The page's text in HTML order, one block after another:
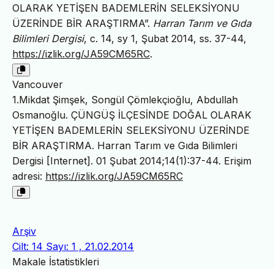
OLARAK YETİŞEN BADEMLERİN SELEKSİYONU
ÜZERİNDE BİR ARAŞTIRMA”. Harran Tarım ve Gıda
Bilimleri Dergisi, c. 14, sy 1, Şubat 2014, ss. 37-44,
https://izlik.org/JA59CM65RC.
Vancouver
1.Mikdat Şimşek, Songül Çömlekçioğlu, Abdullah
Osmanoğlu. ÇÜNGÜŞ İLÇESİNDE DOĞAL OLARAK
YETİŞEN BADEMLERİN SELEKSİYONU ÜZERİNDE
BİR ARAŞTIRMA. Harran Tarım ve Gıda Bilimleri
Dergisi [Internet]. 01 Şubat 2014;14(1):37-44. Erişim
adresi: https://izlik.org/JA59CM65RC
Arşiv
Cilt: 14 Sayı: 1 , 21.02.2014
Makale İstatistikleri